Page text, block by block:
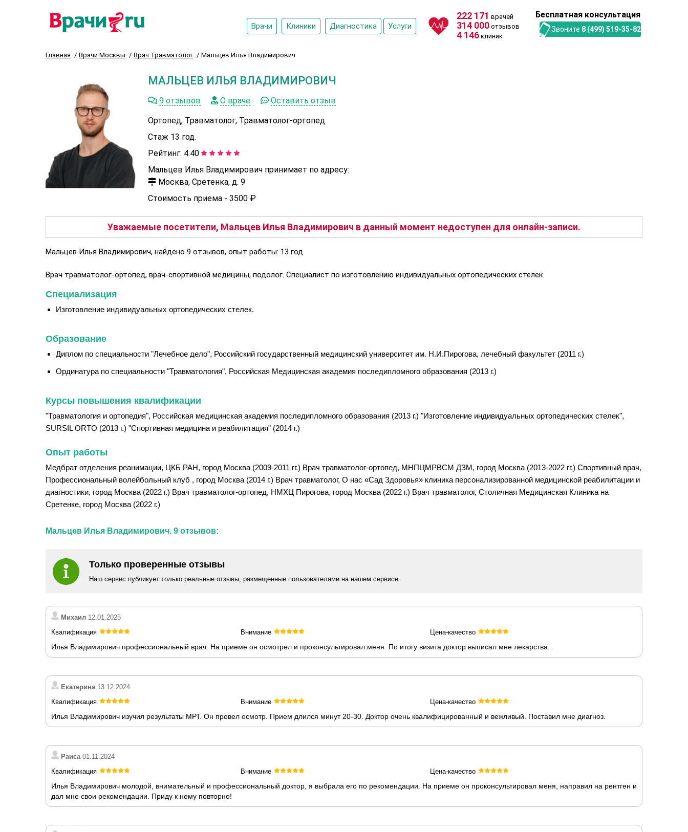
Врачи Клиники Диагностика Услуги
222 171 врачей
314 000 отзывов
4 146 клиник
Бесплатная консультация
Звоните 8 (499) 519-35-82
Главная Врачи Москвы Врач Травматолог Мальцев Илья Владимирович
МАЛЬЦЕВ ИЛЬЯ ВЛАДИМИРОВИЧ
9 отзывов О враче Оставить отзыв
Ортопед, Травматолог, Травматолог-ортопед
Стаж 13 год.
Рейтинг: 4.40
Мальцев Илья Владимирович принимает по адресу:
Москва, Сретенка, д. 9
Стоимость приема - 3500 ₽
Уважаемые посетители, Мальцев Илья Владимирович в данный момент недоступен для онлайн-записи.
Мальцев Илья Владимирович, найдено 9 отзывов, опыт работы: 13 год
Врач травматолог-ортопед, врач-спортивной медицины, подолог. Специалист по изготовлению индивидуальных ортопедических стелек.
Специализация
Изготовление индивидуальных ортопедических стелек.
Образование
Диплом по специальности "Лечебное дело", Российский государственный медицинский университет им. Н.И.Пирогова, лечебный факультет (2011 г.)
Ординатура по специальности "Травматология", Российская Медицинская академия последипломного образования (2013 г.)
Курсы повышения квалификации
"Травматология и ортопедия", Российская медицинская академия последипломного образования (2013 г.) "Изготовление индивидуальных ортопедических стелек",
SURSIL ORTO (2013 г.) "Спортивная медицина и реабилитация" (2014 г.)
Опыт работы
Медбрат отделения реанимации, ЦКБ РАН, город Москва (2009-2011 гг.) Врач травматолог-ортопед, МНПЦМРВСМ ДЗМ, город Москва (2013-2022 гг.) Спортивный врач,
Профессиональный волейбольный клуб , город Москва (2014 г.) Врач травматолог, О нас «Сад Здоровья» клиника персонализированной медицинской реабилитации и
диагностики, город Москва (2022 г.) Врач травматолог-ортопед, НМХЦ Пирогова, город Москва (2022 г.) Врач травматолог, Столичная Медицинская Клиника на
Сретенке, город Москва (2022 г.)
Мальцев Илья Владимирович. 9 отзывов:
Только проверенные отзывы
Наш сервис публикует только реальные отзывы, размещенные пользователями на нашем сервисе.
Михаил 12.01.2025
Квалификация
Внимание Цена-качество
Илья Владимирович профессиональный врач. На приеме он осмотрел и проконсультировал меня. По итогу визита доктор выписал мне лекарства.
Екатерина13.12.2024
Квалификация
Внимание Цена-качество
Илья Владимирович изучил результаты МРТ. Он провел осмотр. Прием длился минут 20-30. Доктор очень квалифицированный и вежливый. Поставил мне диагноз.
Раиса01.11.2024
Квалификация
Внимание Цена-качество
Илья Владимирович молодой, внимательный и профессиональный доктор, я выбрала его по рекомендации. На приеме он проконсультировал меня, направил на рентген и
дал мне свои рекомендации. Приду к нему повторно!